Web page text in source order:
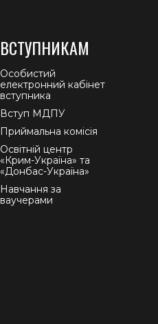
ВСТУПНИКАМ
Особистий
електронний кабінет
вступника
Вступ МДПУ
Приймальна комісія
Освітній центр
«Крим-Україна» та
«Донбас-Україна»
Навчання за
ваучерами